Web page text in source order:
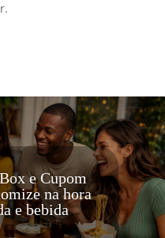
e Cupom
na hora
e bebida